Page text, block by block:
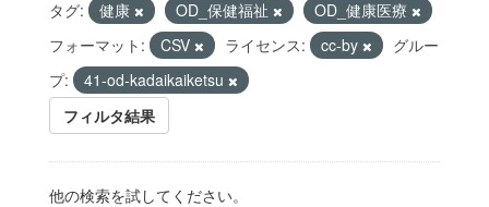
タグ: 健康 OD_保健福祉
OD_健康医療
フォーマット:
CSV ライセンス: cc-by
グルー
プ:
41-od-kadaikaiketsu
フィルタ結果
他の検索を試してください。